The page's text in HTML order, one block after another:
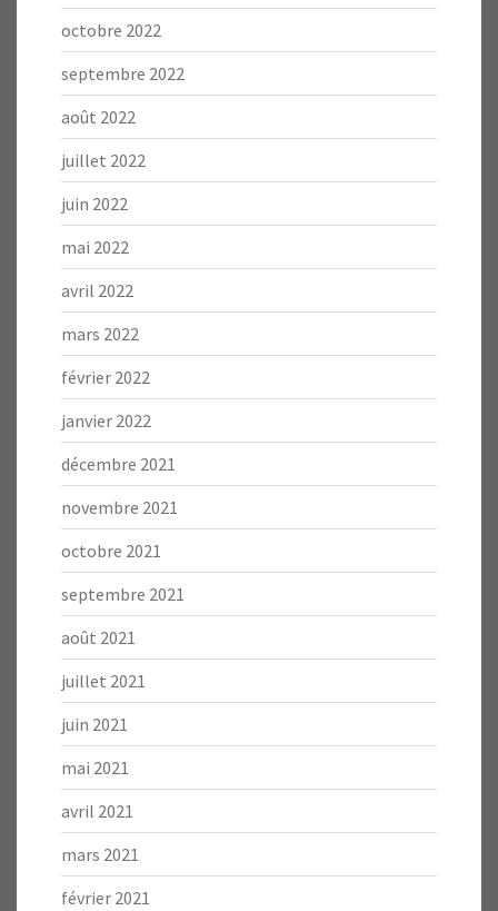
octobre 2022
septembre 2022
août 2022
juillet 2022
juin 2022
mai 2022
avril 2022
mars 2022
février 2022
janvier 2022
décembre 2021
novembre 2021
octobre 2021
septembre 2021
août 2021
juillet 2021
juin 2021
mai 2021
avril 2021
mars 2021
février 2021